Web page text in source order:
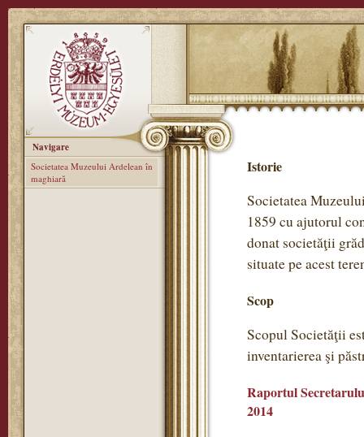
Navigare
Societatea Muzeului Ardelean în
maghiară
Istorie
Societatea
1859 cu ajutorul
donat societăţii
situate pe acest
Scop
Scopul Societăţii
inventarierea şi
Raportul
2014